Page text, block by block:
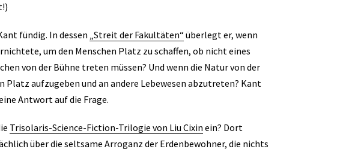
fündig. In dessen „Streit der Fakultäten“ überlegt er, wenn
um den Menschen Platz zu schaffen, ob nicht eines
von der Bühne treten müssen? Und wenn die Natur von der
Platz aufzugeben und an andere Lebewesen abzutreten? Kant
Antwort auf die Frage.
Trisolaris-Science-Fiction-Trilogie von Liu Cixin ein? Dort
über die seltsame Arroganz der Erdenbewohner, die nichts